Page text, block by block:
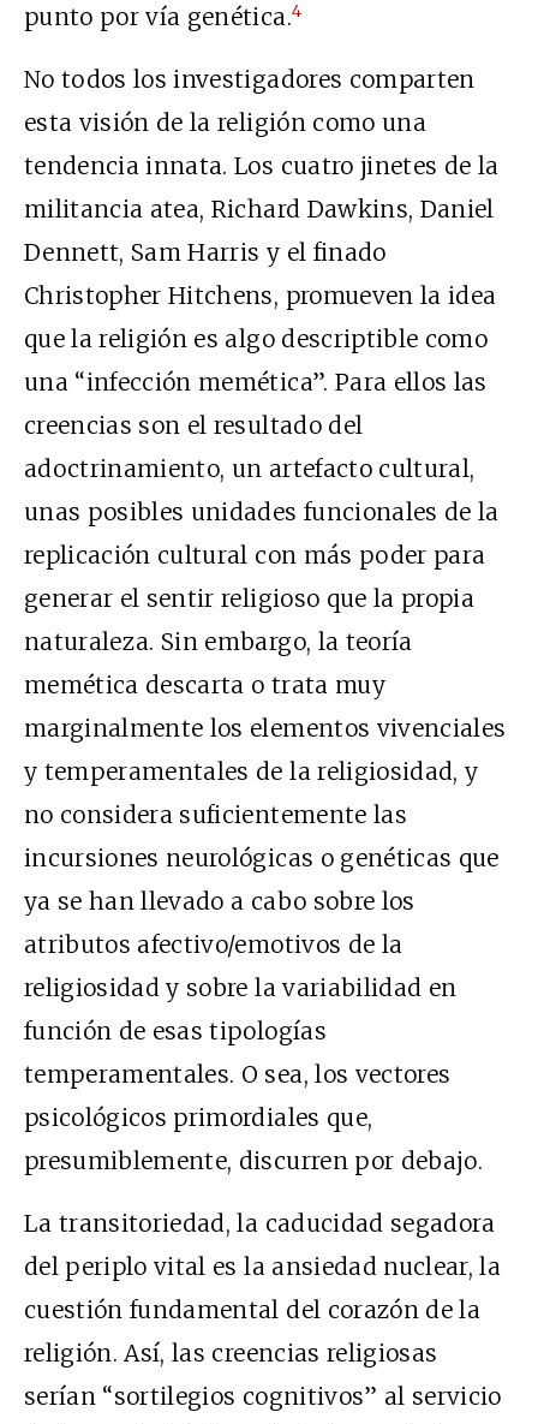
punto por vía genética.4
No todos los investigadores comparten
esta visión de la religión como una
tendencia innata. Los cuatro jinetes de la
militancia atea, Richard Dawkins, Daniel
Dennett, Sam Harris y el finado
Christopher Hitchens, promueven la idea
que la religión es algo descriptible como
una “infección memética”. Para ellos las
creencias son el resultado del
adoctrinamiento, un artefacto cultural,
unas posibles unidades funcionales de la
replicación cultural con más poder para
generar el sentir religioso que la propia
naturaleza. Sin embargo, la teoría
memética descarta o trata muy
marginalmente los elementos vivenciales
y temperamentales de la religiosidad, y
no considera suficientemente las
incursiones neurológicas o genéticas que
ya se han llevado a cabo sobre los
atributos afectivo/emotivos de la
religiosidad y sobre la variabilidad en
función de esas tipologías
temperamentales. O sea, los vectores
psicológicos primordiales que,
presumiblemente, discurren por debajo.
La transitoriedad, la caducidad segadora
del periplo vital es la ansiedad nuclear, la
cuestión fundamental del corazón de la
religión. Así, las creencias religiosas
serían “sortilegios cognitivos” al servicio